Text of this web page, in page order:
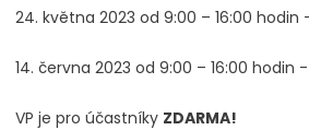
24. května 2023 od 9:00 – 16:00 hodin
14. června 2023 od 9:00 – 16:00 hodin -
VP je pro účastníky ZDARMA!